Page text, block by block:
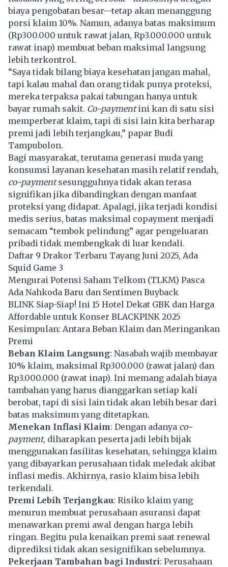
biaya pengobatan besar—tetap akan menanggung
porsi klaim 10%. Namun, adanya batas maksimum
(Rp300.000 untuk rawat jalan, Rp3.000.000 untuk
rawat inap) membuat beban maksimal langsung
lebih terkontrol.
“Saya tidak bilang biaya kesehatan jangan mahal,
tapi kalau mahal dan orang tidak punya proteksi,
mereka terpaksa pakai tabungan hanya untuk
bayar rumah sakit. Co-paymentini kan di satu sisi
memperberat klaim, tapi di sisi lain kita berharap
premi jadi lebih terjangkau,” papar Budi
Tampubolon.
Bagi masyarakat, terutama generasi muda yang
konsumsi layanan kesehatan masih relatif rendah,
co-paymentsesungguhnya tidak akan terasa
signifikan jika dibandingkan dengan manfaat
proteksi yang didapat. Apalagi, jika terjadi kondisi
medis serius, batas maksimal copayment menjadi
semacam “tembok pelindung” agar pengeluaran
pribadi tidak membengkak di luar kendali.
Daftar 9 Drakor Terbaru Tayang Juni 2025, Ada
Squid Game 3
Mengurai Potensi Saham Telkom (TLKM) Pasca
Ada Nahkoda Baru dan Sentimen Buyback
BLINK Siap-Siap! Ini 15 Hotel Dekat GBK dan Harga
Affordable untuk Konser BLACKPINK 2025
Kesimpulan: Antara Beban Klaim dan Meringankan
Premi
Beban Klaim Langsung: Nasabah wajib membayar
10% klaim, maksimal Rp300.000 (rawat jalan) dan
Rp3.000.000 (rawat inap). Ini memang adalah biaya
tambahan yang harus dianggarkan setiap kali
berobat, tapi di sisi lain tidak akan lebih besar dari
batas maksimum yang ditetapkan.
Menekan Inflasi Klaim: Dengan adanya co-
payment, diharapkan peserta jadi lebih bijak
menggunakan fasilitas kesehatan, sehingga klaim
yang dibayarkan perusahaan tidak meledak akibat
inflasi medis. Akhirnya, rasio klaim bisa lebih
terkendali.
Premi Lebih Terjangkau: Risiko klaim yang
menurun membuat perusahaan asuransi dapat
menawarkan premi awal dengan harga lebih
ringan. Begitu pula kenaikan premi saat renewal
diprediksi tidak akan sesignifikan sebelumnya.
Pekerjaan Tambahan bagi Industri: Perusahaan